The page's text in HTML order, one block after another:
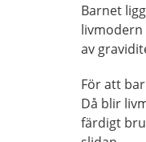
Barnet
livmodern
av
För att
Då blir
färdigt